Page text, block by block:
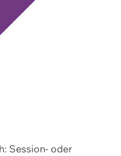
Session- oder